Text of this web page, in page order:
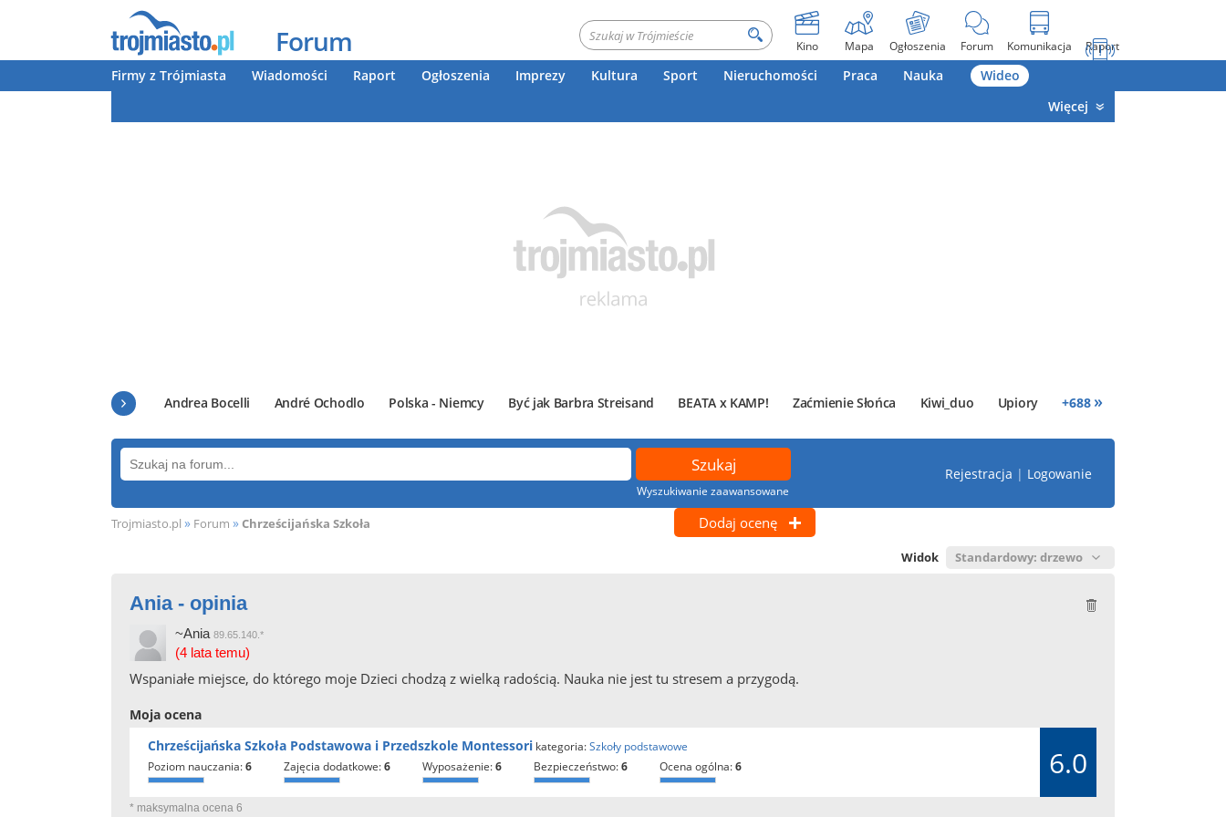
Forum Kino Mapa Ogłoszenia Forum Komunikacja Raport
Firmy z Trójmiasta Wiadomości Raport Ogłoszenia Imprezy Kultura Sport Nieruchomości Praca Nauka
Wideo
Więcej
Andrea Bocelli André Ochodlo Polska - Niemcy Być jak Barbra Streisand BEATA x KAMP! Zaćmienie Słońca Kiwi_duo Upiory +688 »
Wyszukiwanie zaawansowane
Rejestracja | Logowanie
Trojmiasto.pl » Forum » Chrześcijańska Szkoła Dodaj ocenę
Widok
Ania - opinia
~Ania 89.65.140.*
(4 lata temu)
Wspaniałe miejsce, do którego moje Dzieci chodzą z wielką radością. Nauka nie jest tu stresem a przygodą.
Moja ocena
Chrześcijańska Szkoła Podstawowa i Przedszkole Montessori kategoria:Szkoły podstawowe
poziom nauczania:6 zajęcia dodatkowe:6 wyposażenie:6 bezpieczeństwo:6 ocena ogólna:6 6.0
* maksymalna ocena 6